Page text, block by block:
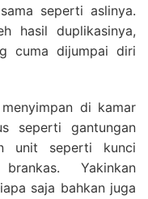
seperti aslinya.
hasil duplikasinya,
cuma dijumpai diri
di kamar
seperti gantungan
unit seperti kunci
Yakinkan
saja bahkan juga